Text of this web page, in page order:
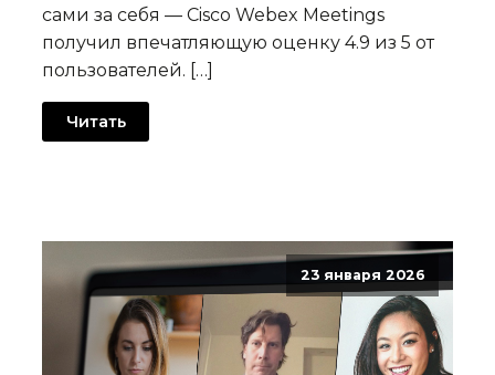
сами за себя — Cisco Webex Meetings
получил впечатляющую оценку 4.9 из 5 от
пользователей. […]
Читать
23 января 2026